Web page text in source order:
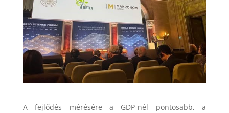
A fejlődés mérésére a GDP-nél pontosabb, a